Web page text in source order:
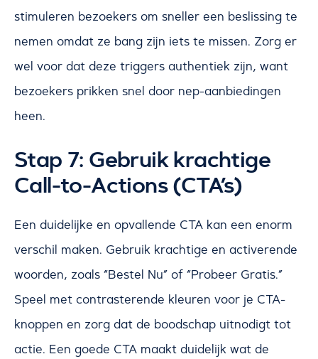
stimuleren bezoekers om sneller een beslissing te
nemen omdat ze bang zijn iets te missen. Zorg er
wel voor dat deze triggers authentiek zijn, want
bezoekers prikken snel door nep-aanbiedingen
heen.
Stap 7: Gebruik krachtige
Call-to-Actions (CTA’s)
Een duidelijke en opvallende CTA kan een enorm
verschil maken. Gebruik krachtige en activerende
woorden, zoals “Bestel Nu” of “Probeer Gratis.”
Speel met contrasterende kleuren voor je CTA-
knoppen en zorg dat de boodschap uitnodigt tot
actie. Een goede CTA maakt duidelijk wat de